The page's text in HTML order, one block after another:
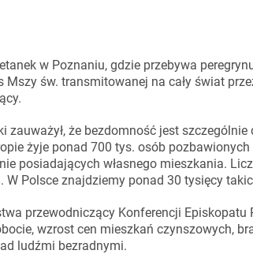
w Poznaniu, gdzie przebywa
Mszy św. transmitowanej na cały świat
zauważył, że bezdomność jest szczególnie
żyje ponad 700 tys. osób
posiadających własnego mieszkania.
W Polsce znajdziemy ponad 30 tysięcy
przewodniczący Konferencji Episkopatu
wzrost cen mieszkań czynszowych,
ludźmi bezradnymi.